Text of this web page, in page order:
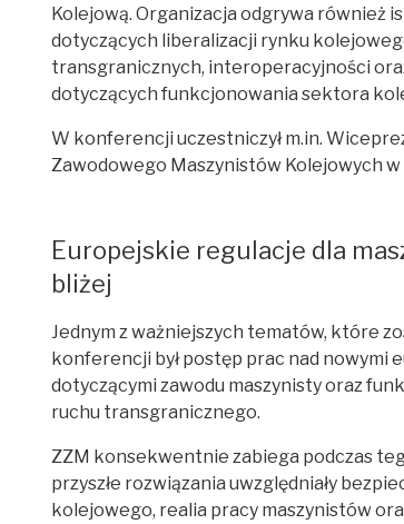
Kolejową. Organizacja odgrywa również
dotyczących liberalizacji rynku
transgranicznych, interoperacyjności
dotyczących funkcjonowania sektora
W konferencji uczestniczył m.in.
Zawodowego Maszynistów Kolejowych w
Europejskie regulacje dla
bliżej
Jednym z ważniejszych tematów, które
konferencji był postęp prac nad nowymi
dotyczącymi zawodu maszynisty oraz
ruchu transgranicznego.
ZZM konsekwentnie zabiega podczas
przyszłe rozwiązania uwzględniały
kolejowego, realia pracy maszynistów